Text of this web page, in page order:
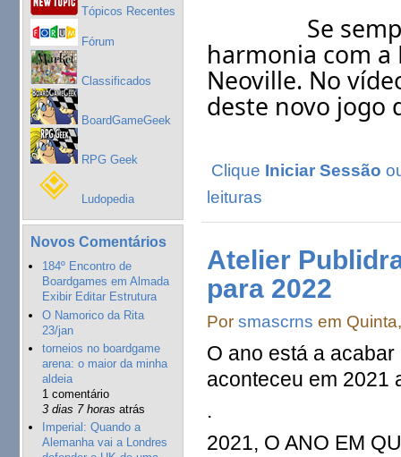
Tópicos Recentes
Fórum
Classificados
BoardGameGeek
RPG Geek
Ludopedia
Novos Comentários
184º Encontro de
Boardgames em Almada
Exibir Editar Estrutura
O Namorico da Rita
23/jan
torneios no boardgame
arena: o maior da minha
aldeia
1 comentário
3 dias 7 horas atrás
Imperial: Quando a
Alemanha vai a Londres
harmonia com a
Neoville. No
deste novo jogo
Clique Iniciar Sessão
leituras
Atelier
para 2022
Porsmascrns em
O ano está a
aconteceu em 2021
.
2021, O ANO EM